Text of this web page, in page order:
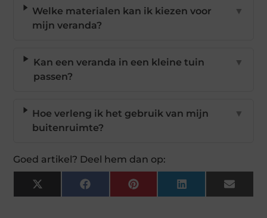
Welke materialen kan ik kiezen voor
mijn veranda?
▼
Kan een veranda in een kleine tuin
passen?
▼
Hoe verleng ik het gebruik van mijn
buitenruimte?
▼
Goed artikel? Deel hem dan op:
X
(Twitter)
FacebookPinterestLinkedIn Email